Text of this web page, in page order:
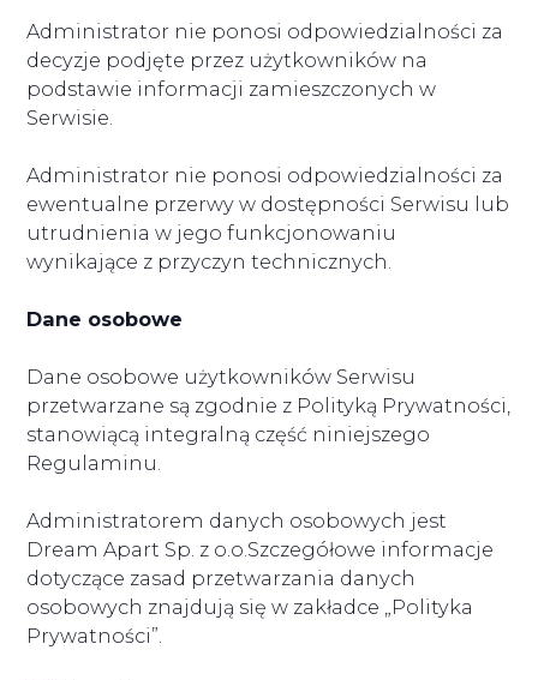
Administrator nie ponosi odpowiedzialności za
decyzje podjęte przez użytkowników na
podstawie informacji zamieszczonych w
Serwisie.
Administrator nie ponosi odpowiedzialności za
ewentualne przerwy w dostępności Serwisu lub
utrudnienia w jego funkcjonowaniu
wynikające z przyczyn technicznych.
Dane osobowe
Dane osobowe użytkowników Serwisu
przetwarzane są zgodnie z Polityką Prywatności,
stanowiącą integralną część niniejszego
Regulaminu.
Administratorem danych osobowych jest
Dream Apart Sp. z o.o.Szczegółowe informacje
dotyczące zasad przetwarzania danych
osobowych znajdują się w zakładce „Polityka
Prywatności”.